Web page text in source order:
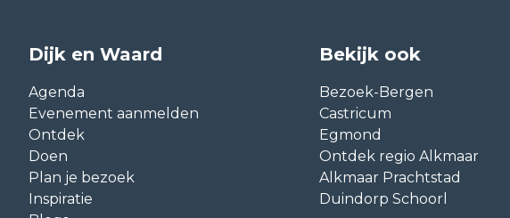
Dijk en Waard
Agenda
Evenement aanmelden
Ontdek
Doen
Plan je bezoek
Inspiratie
Bekijk ook
Bezoek-Bergen
Castricum
Egmond
Ontdek regio Alkmaar
Alkmaar Prachtstad
Duindorp Schoorl